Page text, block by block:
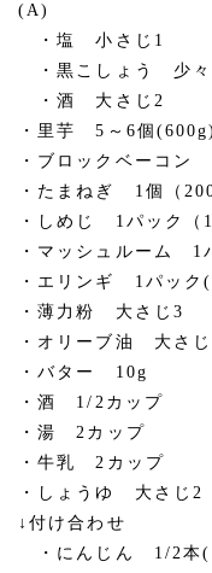
(A)
・塩 小さじ1
・黒こしょう 少々
・酒 大さじ2
・里芋 5～6個(600g)
・ブロックベーコン
・たまねぎ 1個（
・しめじ 1パック（
・マッシュルーム 1
・エリンギ 1パック
・薄力粉 大さじ3
・オリーブ油 大さじ
・バター 10g
・酒 1/2カップ
・湯 2カップ
・牛乳 2カップ
・しょうゆ 大さじ2
↓付け合わせ
・にんじん 1/2本